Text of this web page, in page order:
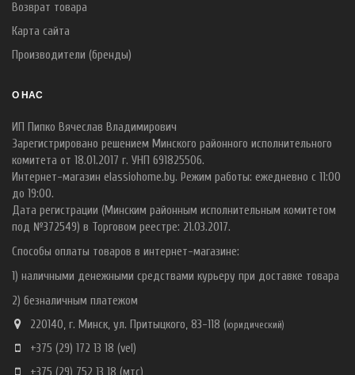
Возврат товара
Карта сайта
Производители (бренды)
О НАС
ИП Пипко Вячеслав Владимирович
Зарегистрировано решением Минского районного исполнительного
комитета от 18.01.2017 г. УНП 691825506.
Интернет-магазин elassiohome.by. Режим работы: ежедневно с 11:00
до 19:00.
Дата регистрации (Минским районным исполнительным комитетом
под №372549) в Торговом реестре: 21.03.2017.
Способы оплаты товаров в интернет-магазине:
1) наличными денежными средствами курьеру при доставке товара
2) безналичным платежом
220140, г. Минск, ул. Притыцкого, 83-118 (юридический)
+375 (29) 172 13 18 (vel)
+375 (29) 752 13 18 (мтс)